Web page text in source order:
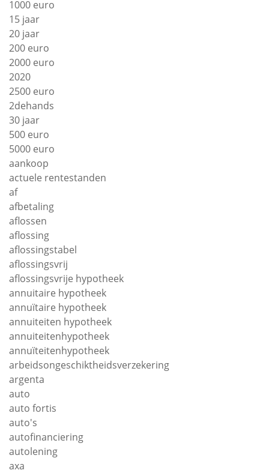
1000 euro
15 jaar
20 jaar
200 euro
2000 euro
2020
2500 euro
2dehands
30 jaar
500 euro
5000 euro
aankoop
actuele rentestanden
af
afbetaling
aflossen
aflossing
aflossingstabel
aflossingsvrij
aflossingsvrije hypotheek
annuitaire hypotheek
annuïtaire hypotheek
annuiteiten hypotheek
annuiteitenhypotheek
annuïteitenhypotheek
arbeidsongeschiktheidsverzekering
argenta
auto
auto fortis
auto's
autofinanciering
autolening
axa